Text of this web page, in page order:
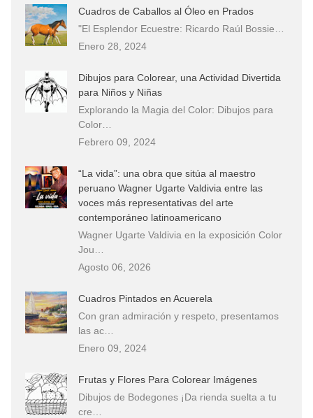
Que significan los cuadros de negras africanas?
El mundo del arte en pintura surrealista
Cuadros de Caballos al Óleo en Prados
"El Esplendor Ecuestre: Ricardo Raúl Bossie…
Enero 28, 2024
Dibujos para Colorear, una Actividad Divertida
para Niños y Niñas
Explorando la Magia del Color: Dibujos para
Color…
Febrero 09, 2024
“La vida”: una obra que sitúa al maestro
peruano Wagner Ugarte Valdivia entre las
voces más representativas del arte
contemporáneo latinoamericano
Wagner Ugarte Valdivia en la exposición Color
Jou…
Agosto 06, 2026
Cuadros Pintados en Acuerela
Con gran admiración y respeto, presentamos
las ac…
Enero 09, 2024
Frutas y Flores Para Colorear Imágenes
Dibujos de Bodegones ¡Da rienda suelta a tu
cre…